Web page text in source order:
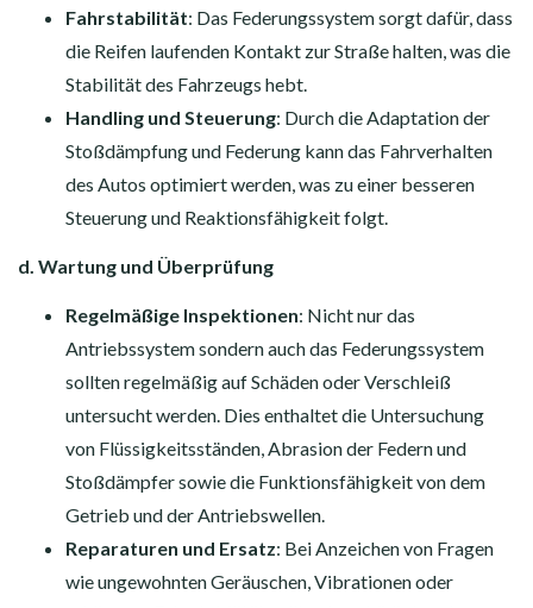
Fahrstabilität: Das Federungssystem sorgt dafür, dass
die Reifen laufenden Kontakt zur Straße halten, was die
Stabilität des Fahrzeugs hebt.
Handling und Steuerung: Durch die Adaptation der
Stoßdämpfung und Federung kann das Fahrverhalten
des Autos optimiert werden, was zu einer besseren
Steuerung und Reaktionsfähigkeit folgt.
d. Wartung und Überprüfung
Regelmäßige Inspektionen: Nicht nur das
Antriebssystem sondern auch das Federungssystem
sollten regelmäßig auf Schäden oder Verschleiß
untersucht werden. Dies enthaltet die Untersuchung
von Flüssigkeitsständen, Abrasion der Federn und
Stoßdämpfer sowie die Funktionsfähigkeit von dem
Getrieb und der Antriebswellen.
Reparaturen und Ersatz: Bei Anzeichen von Fragen
wie ungewohnten Geräuschen, Vibrationen oder